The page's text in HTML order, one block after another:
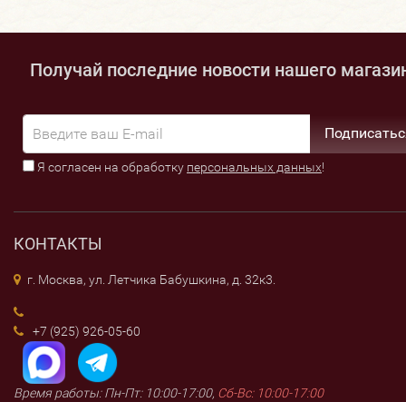
Получай последние новости нашего
Я согласен на обработку персональных данных!
КОНТАКТЫ
г. Москва, ул. Летчика Бабушкина, д. 32к3.
+7 (925) 926-05-60
Время работы: Пн-Пт: 10:00-17:00, Сб-Вс: 10:00-17:00